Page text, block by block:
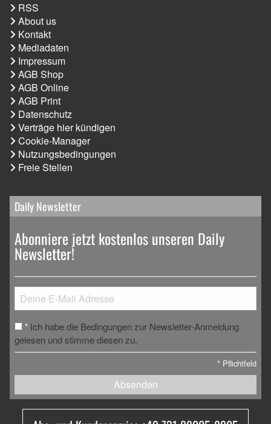
RSS
About us
Kontakt
Mediadaten
Impressum
AGB Shop
AGB Online
AGB Print
Datenschutz
Verträge hier kündigen
Cookie-Manager
Nutzungsbedingungen
Freie Stellen
Daily Newsletter
Abonniere jetzt kostenlos unseren Daily
Newsletter!
* Ich habe die Bedingungen zur Newsletter-Anmeldung
gelesen und stimme diesen zu.
* Pflichtfeld
Absenden